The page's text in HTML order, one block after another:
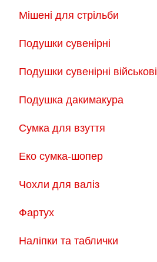
Мішені для стрільби
Подушки сувенірні
Подушки сувенірні військові
Подушка дакимакура
Сумка для взуття
Еко сумка-шопер
Чохли для валіз
Фартух
Наліпки та таблички